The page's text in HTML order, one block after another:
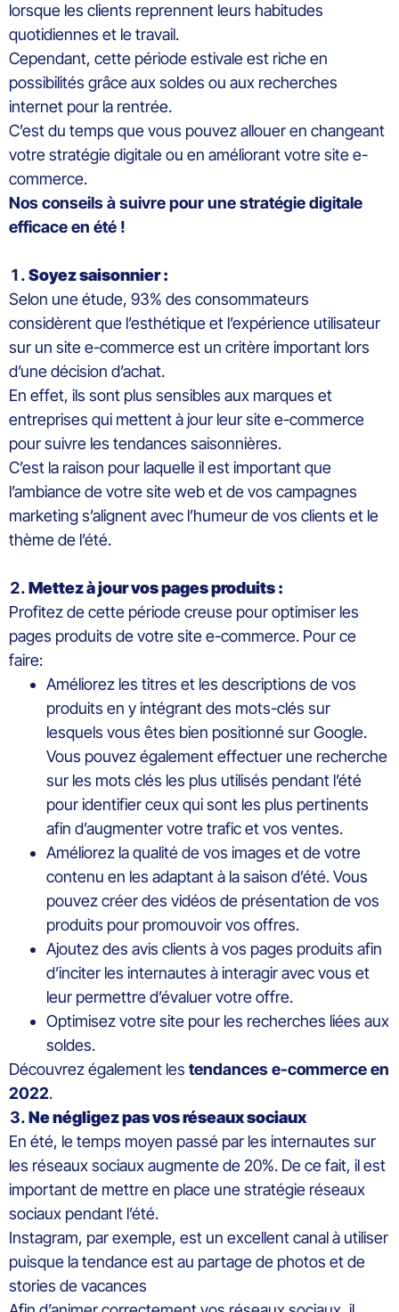
lorsque les clients reprennent leurs habitudes
quotidiennes et le travail.
Cependant, cette période estivale est riche en
possibilités grâce aux soldes ou aux recherches
internet pour la rentrée.
C’est du temps que vous pouvez allouer en changeant
votre stratégie digitale ou en améliorant votre site e-
commerce.
Nos conseils à suivre pour une stratégie digitale
efficace en été !
Soyez saisonnier :
Selon une étude, 93% des consommateurs
considèrent que l’esthétique et l’expérience utilisateur
sur un site e-commerce est un critère important lors
d’une décision d’achat.
En effet, ils sont plus sensibles aux marques et
entreprises qui mettent à jour leur site e-commerce
pour suivre les tendances saisonnières.
C’est la raison pour laquelle il est important que
l’ambiance de votre site web et de vos campagnes
marketing s’alignent avec l’humeur de vos clients et le
thème de l’été.
Mettez à jour vos pages produits :
Profitez de cette période creuse pour optimiser les
pages produits de votre site e-commerce. Pour ce
faire:
Améliorez les titres et les descriptions de vos
produits en y intégrant des mots-clés sur
lesquels vous êtes bien positionné sur Google.
Vous pouvez également effectuer une recherche
sur les mots clés les plus utilisés pendant l’été
pour identifier ceux qui sont les plus pertinents
afin d’augmenter votre trafic et vos ventes.
Améliorez la qualité de vos images et de votre
contenu en les adaptant à la saison d’été. Vous
pouvez créer des vidéos de présentation de vos
produits pour promouvoir vos offres.
Ajoutez des avis clients à vos pages produits afin
d’inciter les internautes à interagir avec vous et
leur permettre d’évaluer votre offre.
Optimisez votre site pour les recherches liées aux
soldes.
Découvrez également les tendances e-commerce en
2022.
Ne négligez pas vos réseaux sociaux
En été, le temps moyen passé par les internautes sur
les réseaux sociaux augmente de 20%. De ce fait, il est
important de mettre en place une stratégie réseaux
sociaux pendant l’été.
Instagram, par exemple, est un excellent canal à utiliser
puisque la tendance est au partage de photos et de
stories de vacances